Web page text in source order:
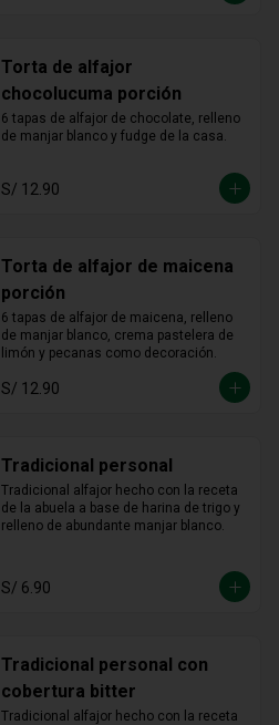
Torta de alfajor
chocolucuma porción
6 tapas de alfajor de chocolate, relleno
de manjar blanco y fudge de la casa.
S/ 12.90
Torta de alfajor de maicena
porción
6 tapas de alfajor de maicena, relleno
de manjar blanco, crema pastelera de
limón y pecanas como decoración.
S/ 12.90
Tradicional personal
Tradicional alfajor hecho con la receta
de la abuela a base de harina de trigo y
relleno de abundante manjar blanco.
S/ 6.90
Tradicional personal con
cobertura bitter
Tradicional alfajor hecho con la receta